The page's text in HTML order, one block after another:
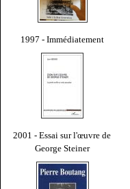
1997 - Immédiatement
2001 - Essai sur l'œuvre de
George Steiner